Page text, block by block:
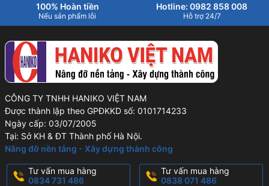
100% Hoàn tiền
Nếu sản phẩm lỗi
Hotline: 0982 858 008
Hỗ trợ 24/7
CÔNG TY TNHH HANIKO VIỆT NAM
Được thành lập theo GPĐKKD số: 0101714233
Ngày cấp: 03/07/2005
Tại: Sở KH & ĐT Thành phố Hà Nội.
Nâng đỡ nền tảng - Xây dựng thành công
Tư vấn mua hàng
0834 731 486
Tư vấn mua hàng
0838 071 486